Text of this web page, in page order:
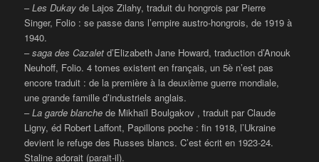
–Les Dukayde Lajos Zilahy, traduit du hongrois par Pierre
Singer, Folio : se passe dans l’empire austro-hongrois, de 1919 à
1940.
–saga des Cazalet d’Elizabeth Jane Howard, traduction d’Anouk
Neuhoff, Folio. 4 tomes existent en français, un 5è n’est pas
encore traduit : de la première à la deuxième guerre mondiale,
une grande famille d’industriels anglais.
–La garde blanche de Mikhaïl Boulgakov , traduit par Claude
Ligny, éd Robert Laffont, Papillons poche : fin 1918, l’Ukraine
devient le refuge des Russes blancs. C’est écrit en 1923-24.
Staline adorait (parait-il).